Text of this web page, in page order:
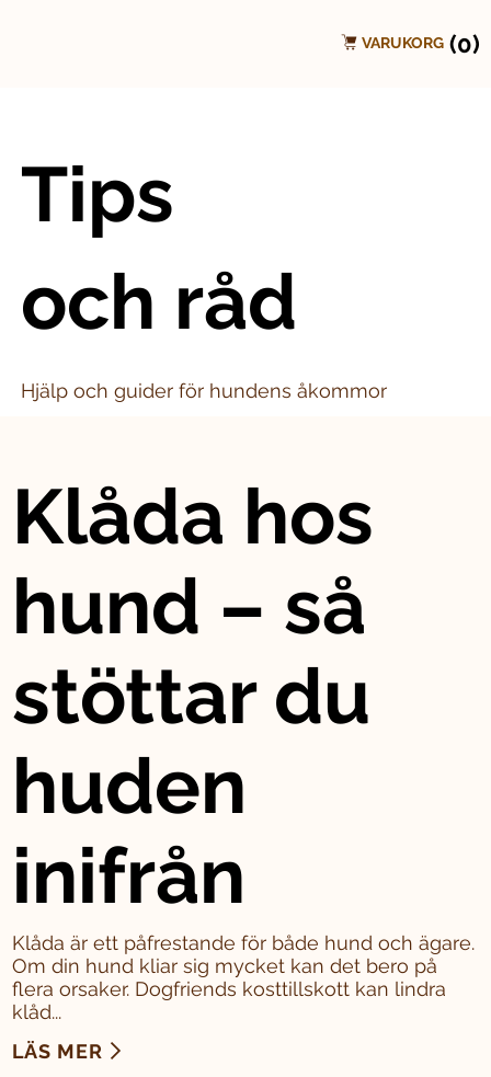
VARUKORG (0)
Tips
och råd
Hjälp och guider för hundens åkommor
Klåda hos
hund – så
stöttar du
huden
inifrån
Klåda är ett påfrestande för både hund och ägare.
Om din hund kliar sig mycket kan det bero på
flera orsaker. Dogfriends kosttillskott kan lindra
klåd...
LÄS MER